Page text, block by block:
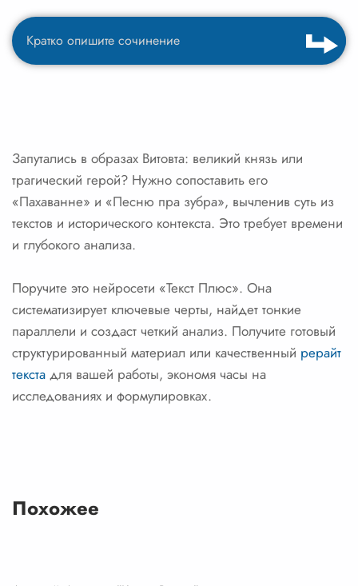
Запутались в образах Витовта: великий князь или
трагический герой? Нужно сопоставить его
«Пахаванне» и «Песню пра зубра», вычленив суть из
текстов и исторического контекста. Это требует времени
и глубокого анализа.
Поручите это нейросети «Текст Плюс». Она
систематизирует ключевые черты, найдет тонкие
параллели и создаст четкий анализ. Получите готовый
структурированный материал или качественный рерайт
текста для вашей работы, экономя часы на
исследованиях и формулировках.
Похожее